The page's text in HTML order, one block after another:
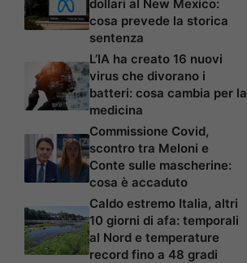
dollari al New Mexico:
cosa prevede la storica
sentenza
L’IA ha creato 16 nuovi
virus che divorano i
batteri: cosa cambia per la
medicina
Commissione Covid,
scontro tra Meloni e
Conte sulle mascherine:
cosa è accaduto
Caldo estremo Italia, altri
10 giorni di afa: temporali
al Nord e temperature
record fino a 48 gradi